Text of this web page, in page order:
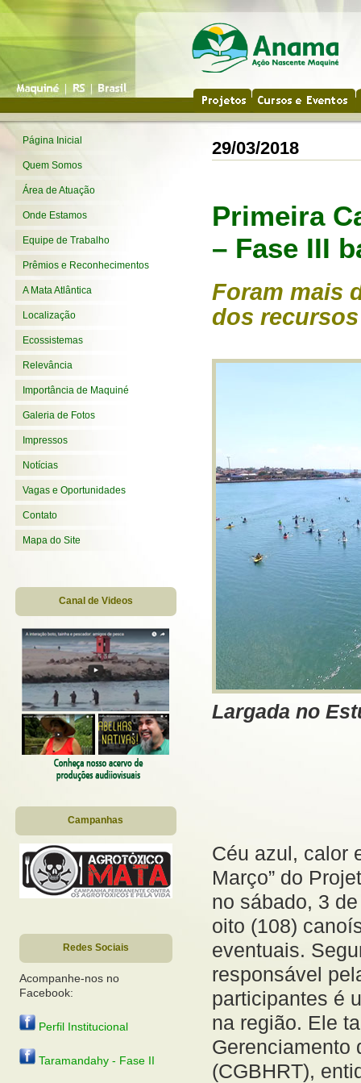
Página Inicial
Quem Somos
Área de Atuação
Onde Estamos
Equipe de Trabalho
Prêmios e Reconhecimentos
A Mata Atlântica
Localização
Ecossistemas
Relevância
Importância de Maquiné
Galeria de Fotos
Impressos
Notícias
Vagas e Oportunidades
Contato
Mapa do Site
Canal de Videos
Campanhas
Redes Sociais
Acompanhe-nos no
Facebook:
Perfil Institucional
Taramandahy - Fase II
29/03/2018
Primeira
– Fase III
Foram mais
dos
Largada no
Céu azul, calor
Março” do
no sábado, 3
oito (108)
eventuais.
responsável
participantes é
na região. Ele
Gerenciamento
(CGBHRT),